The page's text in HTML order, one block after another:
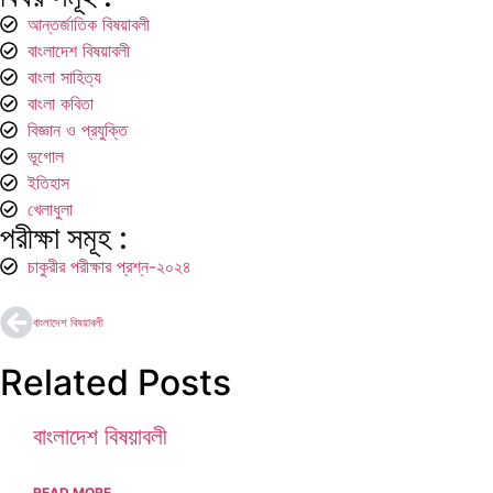
আন্তর্জাতিক বিষয়াবলী
বাংলাদেশ বিষয়াবলী
বাংলা সাহিত্য
বাংলা কবিতা
বিজ্ঞান ও প্রযুক্তি
ভূগোল
ইতিহাস
খেলাধুলা
পরীক্ষা সমূহ :
চাকুরীর পরীক্ষার প্রশ্ন-২০২৪
বাংলাদেশ বিষয়াবলী
Related Posts
বাংলাদেশ বিষয়াবলী